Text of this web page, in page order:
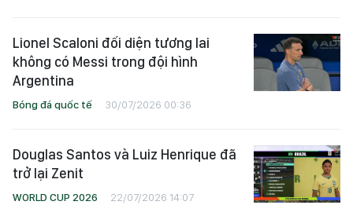
Lionel Scaloni đối diện tương lai
không có Messi trong đội hình
Argentina
Bóng đá quốc tế 30/07/2026 00:36
Douglas Santos và Luiz Henrique đã
trở lại Zenit
WORLD CUP 2026 22/07/2026 14:07